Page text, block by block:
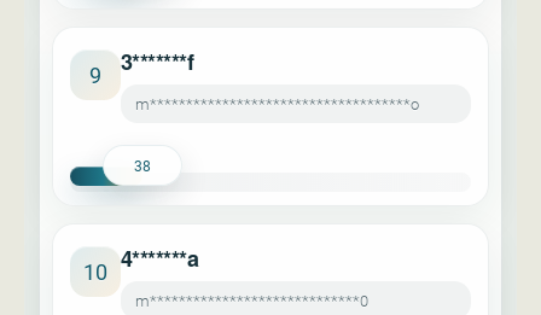
9 3*******f
m************************************o
38
10 4*******a
m*****************************0